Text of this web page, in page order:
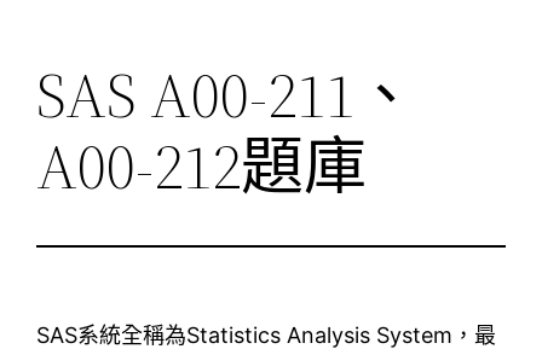
SAS A00-211、
A00-212題庫
SAS系統全稱為Statistics Analysis System，最